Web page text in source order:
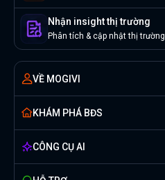
Nhận insight thị trường
Phân tích & cập nhật thị trường
VỀ MOGIVI
KHÁM PHÁ BĐS
CÔNG CỤ AI